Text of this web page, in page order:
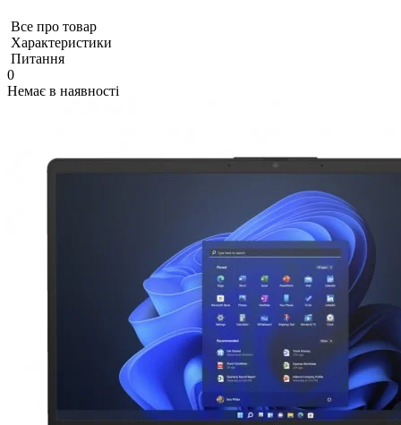
Все про товар
Характеристики
Питання
0
Немає в наявності